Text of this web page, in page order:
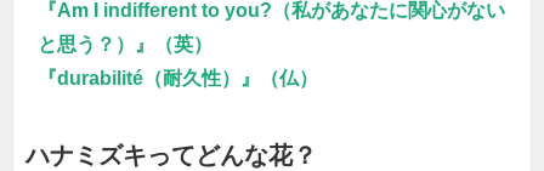
『Am I indifferent to you?（私があなたに関心がない
と思う？）』（英）
『durabilité（耐久性）』（仏）
ハナミズキってどんな花？